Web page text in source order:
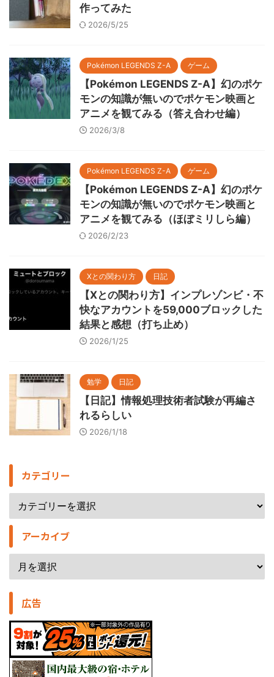
作ってみた
2026/5/25
Pokémon LEGENDS Z-A ゲーム
【Pokémon LEGENDS Z-A】幻のポケ
モンの知識が無いのでポケモン映画と
アニメを観てみる（答え合わせ編）
2026/3/8
Pokémon LEGENDS Z-A ゲーム
【Pokémon LEGENDS Z-A】幻のポケ
モンの知識が無いのでポケモン映画と
アニメを観てみる（ほぼミリしら編）
2026/2/23
Xとの関わり方 日記
【Xとの関わり方】インプレゾンビ・不
快なアカウントを59,000ブロックした
結果と感想（打ち止め）
2026/1/25
勉学 日記
【日記】情報処理技術者試験が再編さ
れるらしい
2026/1/18
カテゴリー
アーカイブ
広告